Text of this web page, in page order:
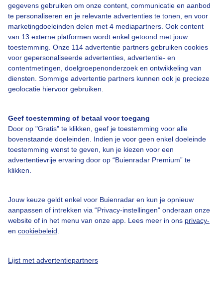
gegevens gebruiken om onze content, communicatie en aanbod
te personaliseren en je relevante advertenties te tonen, en voor
marketingdoeleinden delen met 4 mediapartners. Ook content
van 13 externe platformen wordt enkel getoond met jouw
toestemming. Onze 114 advertentie partners gebruiken cookies
voor gepersonaliseerde advertenties, advertentie- en
contentmetingen, doelgroepenonderzoek en ontwikkeling van
diensten. Sommige advertentie partners kunnen ook je precieze
geolocatie hiervoor gebruiken.
Geef toestemming of betaal voor toegang
Door op "Gratis" te klikken, geef je toestemming voor alle
bovenstaande doeleinden. Indien je voor geen enkel doeleinde
toestemming wenst te geven, kun je kiezen voor een
advertentievrije ervaring door op “Buienradar Premium” te
klikken.
Jouw keuze geldt enkel voor Buienradar en kun je opnieuw
aanpassen of intrekken via “Privacy-instellingen” onderaan onze
website of in het menu van onze app. Lees meer in ons privacy-
en cookiebeleid
Lijst met advertentiepartners
Over Buienradar
Bedrijfsgegevens
Contact
Gebruikersvoorwaarden
Buienradar Team
Privacy beleid
Cookie beleid
Gratis weerdata